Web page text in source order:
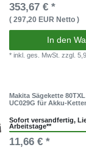
353,67 € *
( 297,20 EUR Netto )
In den
* inkl. ges. MwSt.zzgl.
Makita Sägekette
UC029G für Akku-
Sofort versandfertig,
Arbeitstage**
11,66 € *